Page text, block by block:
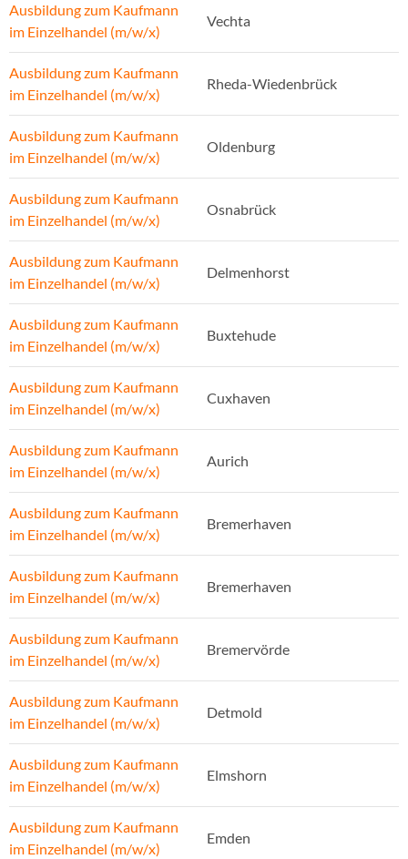
Ausbildung zum Kaufmann
im Einzelhandel (m/w/x)
Vechta
Ausbildung zum Kaufmann
im Einzelhandel (m/w/x)
Rheda-Wiedenbrück
Ausbildung zum Kaufmann
im Einzelhandel (m/w/x)
Oldenburg
Ausbildung zum Kaufmann
im Einzelhandel (m/w/x)
Osnabrück
Ausbildung zum Kaufmann
im Einzelhandel (m/w/x)
Delmenhorst
Ausbildung zum Kaufmann
im Einzelhandel (m/w/x)
Buxtehude
Ausbildung zum Kaufmann
im Einzelhandel (m/w/x)
Cuxhaven
Ausbildung zum Kaufmann
im Einzelhandel (m/w/x)
Aurich
Ausbildung zum Kaufmann
im Einzelhandel (m/w/x)
Bremerhaven
Ausbildung zum Kaufmann
im Einzelhandel (m/w/x)
Bremerhaven
Ausbildung zum Kaufmann
im Einzelhandel (m/w/x)
Bremervörde
Ausbildung zum Kaufmann
im Einzelhandel (m/w/x)
Detmold
Ausbildung zum Kaufmann
im Einzelhandel (m/w/x)
Elmshorn
Ausbildung zum Kaufmann
im Einzelhandel (m/w/x)
Emden